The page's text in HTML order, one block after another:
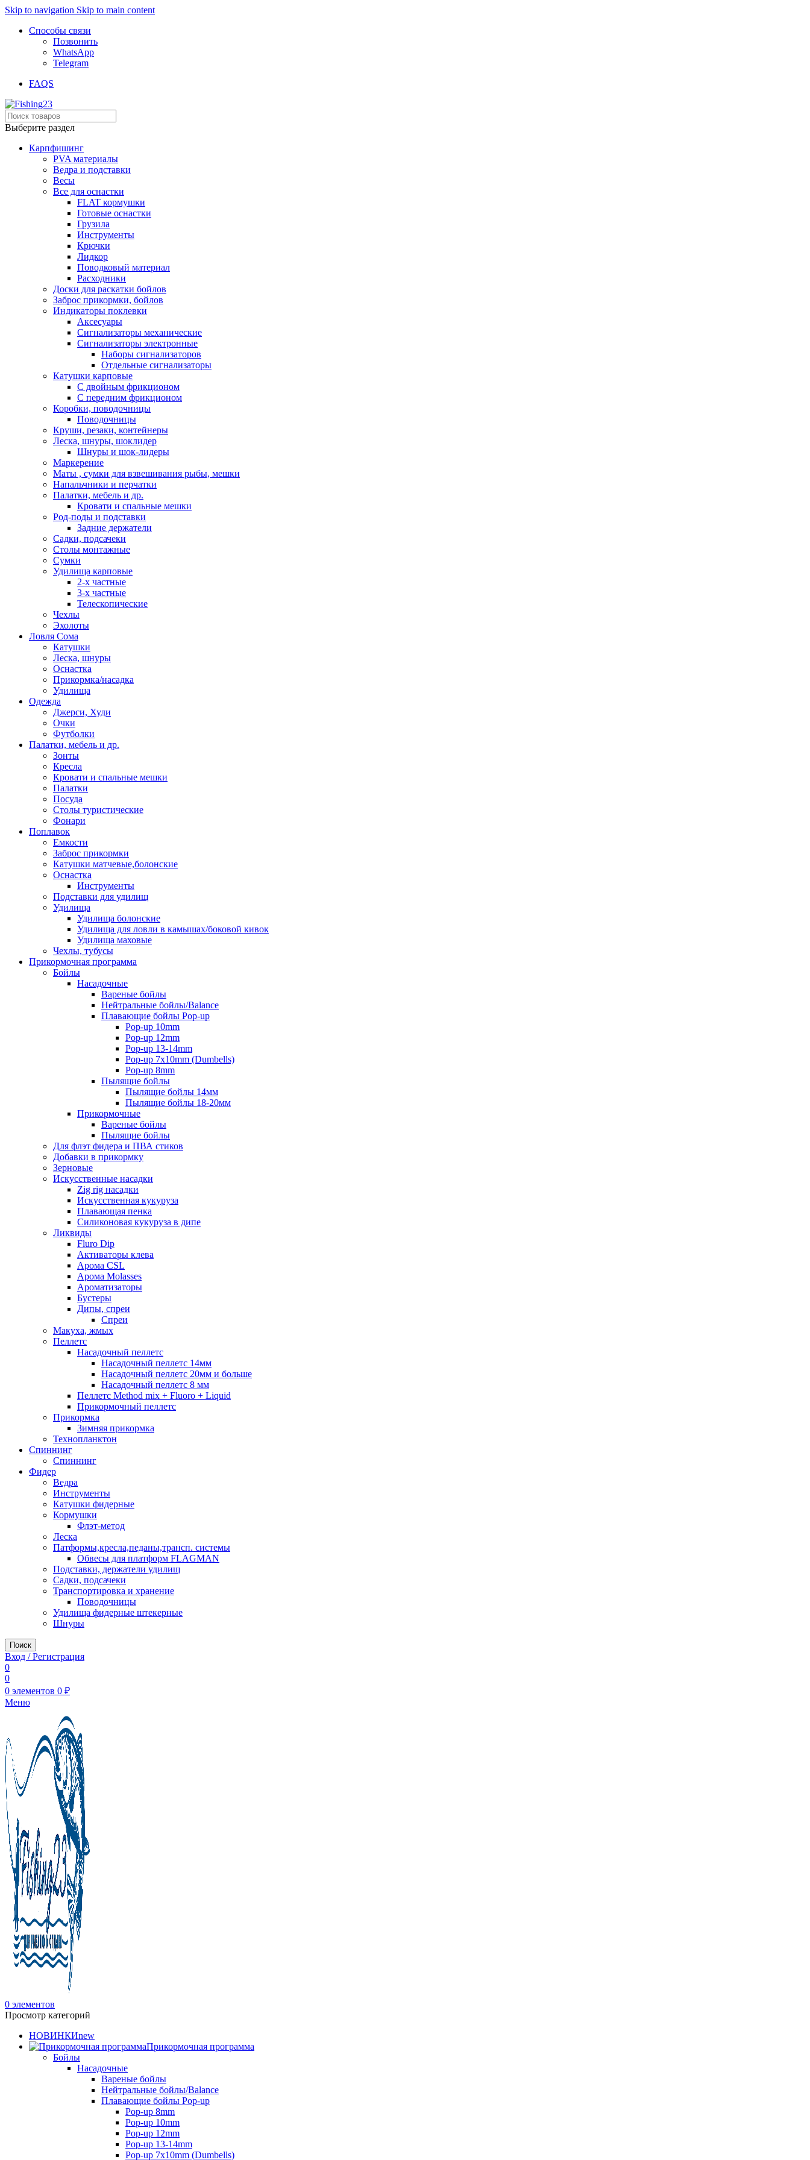
Skip to navigation Skip to main content
Способы связи
Позвонить
WhatsApp
Telegram
FAQS
Выберите раздел
Карпфишинг
PVA материалы
Ведра и подставки
Весы
Все для оснастки
FLAT кормушки
Готовые оснастки
Грузила
Инструменты
Крючки
Лидкор
Поводковый материал
Расходники
Доски для раскатки бойлов
Заброс прикормки, бойлов
Индикаторы поклевки
Аксесуары
Сигнализаторы механические
Сигнализаторы электронные
Наборы сигнализаторов
Отдельные сигнализаторы
Катушки карповые
С двойным фрикционом
С передним фрикционом
Коробки, поводочницы
Поводочницы
Круши, резаки, контейнеры
Леска, шнуры, шоклидер
Шнуры и шок-лидеры
Маркерение
Маты , сумки для взвешивания рыбы, мешки
Напальчники и перчатки
Палатки, мебель и др.
Кровати и спальные мешки
Род-поды и подставки
Задние держатели
Садки, подсачеки
Столы монтажные
Сумки
Удилища карповые
2-х частные
3-х частные
Телескопические
Чехлы
Эхолоты
Ловля Сома
Катушки
Леска, шнуры
Оснастка
Прикормка/насадка
Удилища
Одежда
Джерси, Худи
Очки
Футболки
Палатки, мебель и др.
Зонты
Кресла
Кровати и спальные мешки
Палатки
Посуда
Столы туристические
Фонари
Поплавок
Емкости
Заброс прикормки
Катушки матчевые,болонские
Оснастка
Инструменты
Подставки для удилищ
Удилища
Удилища болонские
Удилища для ловли в камышах/боковой кивок
Удилища маховые
Чехлы, тубусы
Прикормочная программа
Бойлы
Насадочные
Вареные бойлы
Нейтральные бойлы/Balance
Плавающие бойлы Pop-up
Pop-up 10mm
Pop-up 12mm
Pop-up 13-14mm
Pop-up 7x10mm (Dumbells)
Pop-up 8mm
Пылящие бойлы
Пылящие бойлы 14мм
Пылящие бойлы 18-20мм
Прикормочные
Вареные бойлы
Пылящие бойлы
Для флэт фидера и ПВА стиков
Добавки в прикормку
Зерновые
Искусственные насадки
Zig rig насадки
Искусственная кукуруза
Плавающая пенка
Силиконовая кукуруза в дипе
Ликвиды
Fluro Dip
Активаторы клева
Арома CSL
Арома Molasses
Ароматизаторы
Бустеры
Дипы, спреи
Спреи
Макуха, жмых
Пеллетс
Насадочный пеллетс
Насадочный пеллетс 14мм
Насадочный пеллетс 20мм и больше
Насадочный пеллетс 8 мм
Пеллетс Method mix + Fluoro + Liquid
Прикормочный пеллетс
Прикормка
Зимняя прикормка
Технопланктон
Спиннинг
Спиннинг
Фидер
Ведра
Инструменты
Катушки фидерные
Кормушки
Флэт-метод
Леска
Патформы,кресла,педаны,трансп. системы
Обвесы для платформ FLAGMAN
Подставки, держатели удилищ
Садки, подсачеки
Транспортировка и хранение
Поводочницы
Удилища фидерные штекерные
Шнуры
Поиск
Вход / Регистрация
0
0
0 элементов 0 ₽
Меню
0 элементов
Просмотр категорий
НОВИНКИnew
Прикормочная программа
Бойлы
Насадочные
Вареные бойлы
Нейтральные бойлы/Balance
Плавающие бойлы Pop-up
Pop-up 8mm
Pop-up 10mm
Pop-up 12mm
Pop-up 13-14mm
Pop-up 7x10mm (Dumbells)